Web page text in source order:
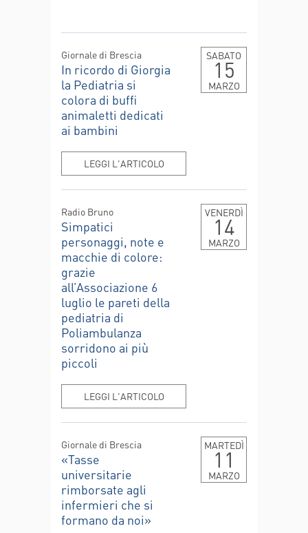
Giornale di Brescia
In ricordo di Giorgia
la Pediatria si
colora di buffi
animaletti dedicati
ai bambini
LEGGI L'ARTICOLO
SABATO
15
MARZO
Radio Bruno
Simpatici
personaggi, note e
macchie di colore:
grazie
all’Associazione 6
luglio le pareti della
pediatria di
Poliambulanza
sorridono ai più
piccoli
LEGGI L'ARTICOLO
VENERDÌ
14
MARZO
Giornale di Brescia
«Tasse
universitarie
rimborsate agli
infermieri che si
formano da noi»
MARTEDÌ
11
MARZO